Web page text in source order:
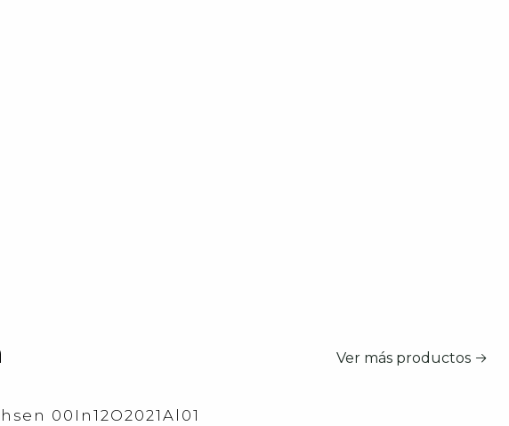
Ver más productos
00In12O2021Al01